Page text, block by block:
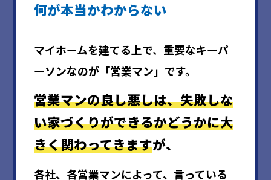
何が本当かわからない
マイホームを建てる上で、重要なキーパ
ーソンなのが「営業マン」です。
営業マンの良し悪しは、失敗しな
い家づくりができるかどうかに大
きく関わってきますが、
各社、各営業マンによって、言っている